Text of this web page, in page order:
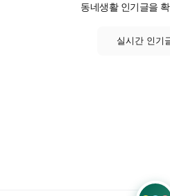
동네생활 인기글을
실시간 인기